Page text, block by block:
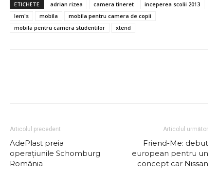
ETICHETE adrian rizea camera tineret
inceperea scolii 2013
lem's
mobila
mobila pentru camera de copii
mobila pentru camera studentilor
xtend
Articolul precedent
AdePlast preia
operaţiunile Schomburg
România
Articolul următor
Friend-Me: debut
european pentru un
concept car Nissan